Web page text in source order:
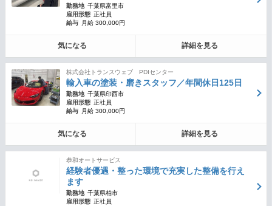
勤務地 千葉県富里市
雇用形態 正社員
給与
月給 300,000円
気になる 詳細を見る
株式会社トランスウェブ PDIセンター
輸入車の塗装・磨きスタッフ／年間休日125日
勤務地 千葉県印西市
雇用形態 正社員
給与
月給 300,000円
気になる 詳細を見る
恭和オートサービス
経験者優遇・整った環境で充実した整備を行え
ます
勤務地 千葉県柏市
雇用形態 正社員